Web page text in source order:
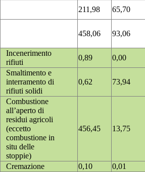
211,98
65,70
458,06 93,06
Incenerimento
rifiuti
0,89
0,00
Smaltimento e
interramento di
rifiuti solidi
0,62 73,94
Combustione
all’aperto di
residui agricoli
(eccetto
combustione in
situ delle
stoppie)
456,45 13,75
Cremazione 0,10
0,01